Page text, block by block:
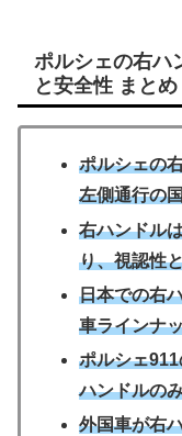
ポルシェの右ハ
と安全性 まとめ
ポルシェの
左側通行の
右ハンドル
り、視認性
日本での右
車ラインナ
ポルシェ
ハンドルの
外国車が右